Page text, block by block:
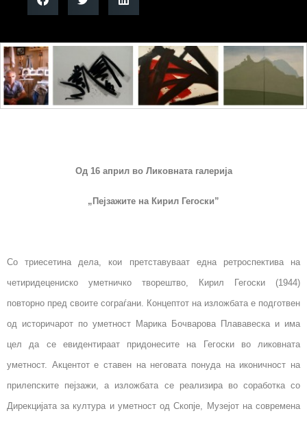
Од 16 април во Ликовната галерија
„Пејзажите на Кирил Гегоски”
Со триесетина дела, кои претставуваат една ретроспектива на
четиридецениско уметничко творештво, Кирил Гегоски (1944)
повторно пред своите сограѓани. Концептот на изложбата е подготвен
од историчарот по уметност Марика Бочварова Плававеска и има
цел да се евидентираат придонесите на Гегоски во ликовната
уметност. Акцентот е ставен на неговата понуда на иконичност на
прилепските пејзажи, а изложбата се реализира во соработка со
Дирекцијата за култура и уметност од Скопје, Музејот на современа